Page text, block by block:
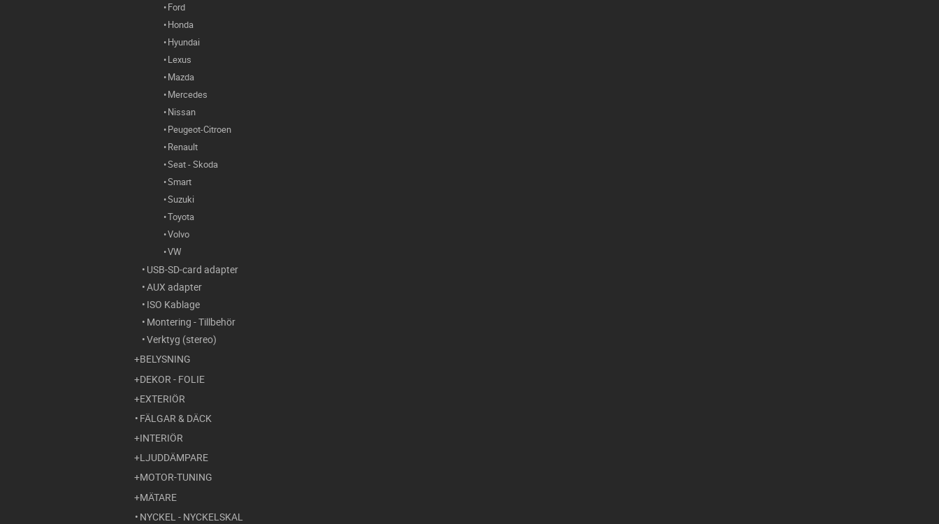
Ford
Honda
Hyundai
Lexus
Mazda
Mercedes
Nissan
Peugeot-Citroen
Renault
Seat - Skoda
Smart
Suzuki
Toyota
Volvo
VW
USB-SD-card adapter
AUX adapter
ISO Kablage
Montering - Tillbehör
Verktyg (stereo)
BELYSNING
DEKOR - FOLIE
EXTERIÖR
FÄLGAR & DÄCK
INTERIÖR
LJUDDÄMPARE
MOTOR-TUNING
MÄTARE
NYCKEL - NYCKELSKAL